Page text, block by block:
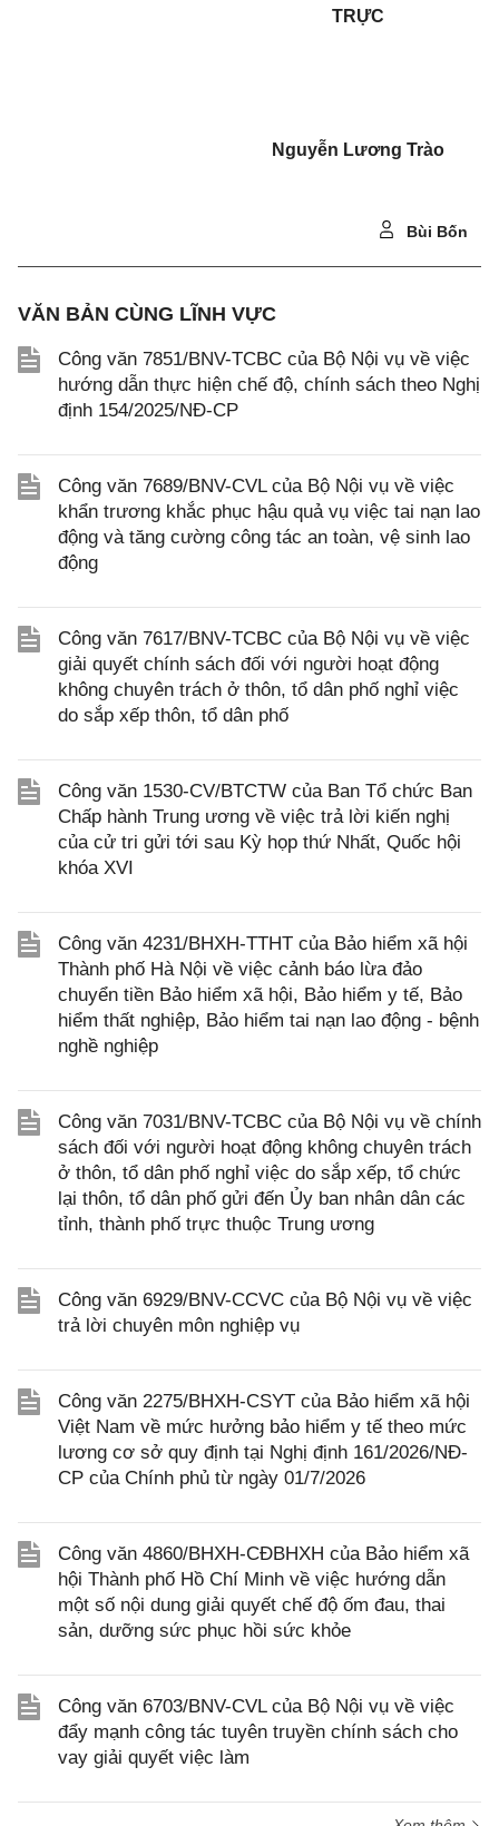
TRỰC
Nguyễn Lương Trào
Bùi Bốn
VĂN BẢN CÙNG LĨNH VỰC
Công văn 7851/BNV-TCBC của Bộ Nội vụ về việc
hướng dẫn thực hiện chế độ, chính sách theo Nghị
định 154/2025/NĐ-CP
Công văn 7689/BNV-CVL của Bộ Nội vụ về việc
khẩn trương khắc phục hậu quả vụ việc tai nạn lao
động và tăng cường công tác an toàn, vệ sinh lao
động
Công văn 7617/BNV-TCBC của Bộ Nội vụ về việc
giải quyết chính sách đối với người hoạt động
không chuyên trách ở thôn, tổ dân phố nghỉ việc
do sắp xếp thôn, tổ dân phố
Công văn 1530-CV/BTCTW của Ban Tổ chức Ban
Chấp hành Trung ương về việc trả lời kiến nghị
của cử tri gửi tới sau Kỳ họp thứ Nhất, Quốc hội
khóa XVI
Công văn 4231/BHXH-TTHT của Bảo hiểm xã hội
Thành phố Hà Nội về việc cảnh báo lừa đảo
chuyển tiền Bảo hiểm xã hội, Bảo hiểm y tế, Bảo
hiểm thất nghiệp, Bảo hiểm tai nạn lao động - bệnh
nghề nghiệp
Công văn 7031/BNV-TCBC của Bộ Nội vụ về chính
sách đối với người hoạt động không chuyên trách
ở thôn, tổ dân phố nghỉ việc do sắp xếp, tổ chức
lại thôn, tổ dân phố gửi đến Ủy ban nhân dân các
tỉnh, thành phố trực thuộc Trung ương
Công văn 6929/BNV-CCVC của Bộ Nội vụ về việc
trả lời chuyên môn nghiệp vụ
Công văn 2275/BHXH-CSYT của Bảo hiểm xã hội
Việt Nam về mức hưởng bảo hiểm y tế theo mức
lương cơ sở quy định tại Nghị định 161/2026/NĐ-
CP của Chính phủ từ ngày 01/7/2026
Công văn 4860/BHXH-CĐBHXH của Bảo hiểm xã
hội Thành phố Hồ Chí Minh về việc hướng dẫn
một số nội dung giải quyết chế độ ốm đau, thai
sản, dưỡng sức phục hồi sức khỏe
Công văn 6703/BNV-CVL của Bộ Nội vụ về việc
đẩy mạnh công tác tuyên truyền chính sách cho
vay giải quyết việc làm